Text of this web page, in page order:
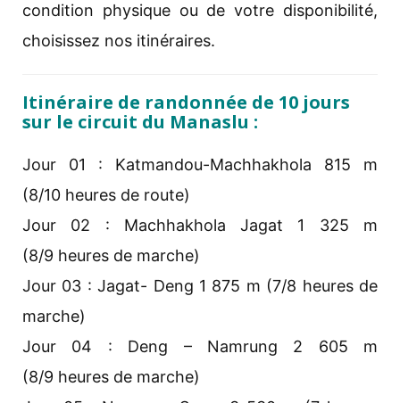
condition physique ou de votre disponibilité,
choisissez nos itinéraires.
Itinéraire de randonnée de 10 jours
sur le circuit du Manaslu :
Jour 01 : Katmandou-Machhakhola 815 m
(8/10 heures de route)
Jour 02 : Machhakhola Jagat 1 325 m
(8/9 heures de marche)
Jour 03 : Jagat- Deng 1 875 m (7/8 heures de
marche)
Jour 04 : Deng – Namrung 2 605 m
(8/9 heures de marche)